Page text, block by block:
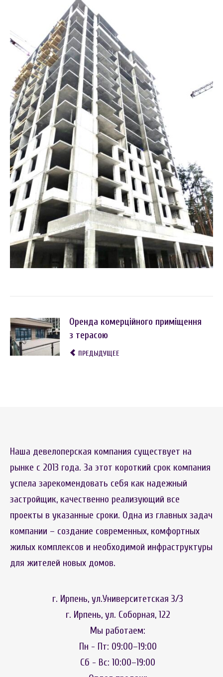
Оренда комерційного приміщення
з терасою
ПРЕДЫДУЩЕЕ
Наша девелоперская компания существует на
рынке с 2013 года. За этот короткий срок компания
успела зарекомендовать себя как надежный
застройщик, качественно реализующий все
проекты в указанные сроки. Одна из главных задач
компании – создание современных, комфортных
жилых комплексов и необходимой инфраструктуры
для жителей новых домов.
г. Ирпень, ул.Университетская 3/3
г. Ирпень, ул. Соборная, 122
Мы работаем:
Пн - Пт: 09:00–19:00
Сб - Вс: 10:00–19:00